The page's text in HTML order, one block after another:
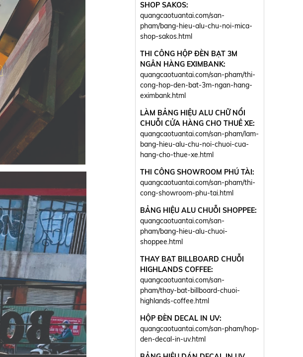
SHOP SAKOS:
quangcaotuantai.com/san-
pham/bang-hieu-alu-chu-noi-mica-
shop-sakos.html
THI CÔNG HỘP ĐÈN BẠT 3M
NGÂN HÀNG EXIMBANK:
quangcaotuantai.com/san-pham/thi-
cong-hop-den-bat-3m-ngan-hang-
eximbank.html
LÀM BẢNG HIỆU ALU CHỮ NỔI
CHUỖI CỬA HÀNG CHO THUÊ XE:
quangcaotuantai.com/san-pham/lam-
bang-hieu-alu-chu-noi-chuoi-cua-
hang-cho-thue-xe.html
THI CÔNG SHOWROOM PHÚ TÀI:
quangcaotuantai.com/san-pham/thi-
cong-showroom-phu-tai.html
BẢNG HIỆU ALU CHUỖI SHOPPEE:
quangcaotuantai.com/san-
pham/bang-hieu-alu-chuoi-
shoppee.html
THAY BẠT BILLBOARD CHUỖI
HIGHLANDS COFFEE:
quangcaotuantai.com/san-
pham/thay-bat-billboard-chuoi-
highlands-coffee.html
HỘP ĐÈN DECAL IN UV:
quangcaotuantai.com/san-pham/hop-
den-decal-in-uv.html